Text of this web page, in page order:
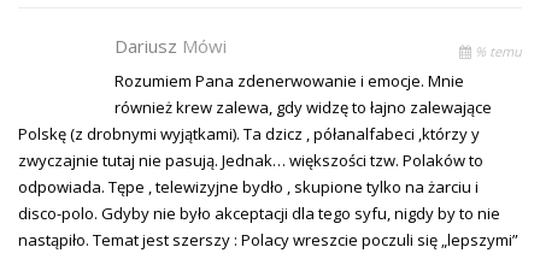
Dariusz Mówi % temu
Rozumiem Pana zdenerwowanie i emocje. Mnie
również krew zalewa, gdy widzę to łajno zalewające
Polskę (z drobnymi wyjątkami). Ta dzicz , półanalfabeci ,którzy y
zwyczajnie tutaj nie pasują. Jednak… większości tzw. Polaków to
odpowiada. Tępe , telewizyjne bydło , skupione tylko na żarciu i
disco-polo. Gdyby nie było akceptacji dla tego syfu, nigdy by to nie
nastąpiło. Temat jest szerszy : Polacy wreszcie poczuli się „lepszymi”